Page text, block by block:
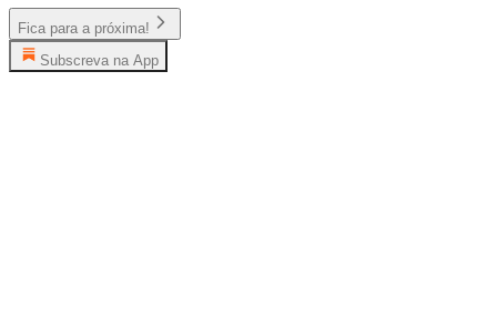
Fica para a próxima!
Subscreva na App